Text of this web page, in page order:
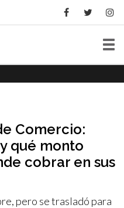
Comercio:
qué monto
cobrar en sus
pero se trasladó para